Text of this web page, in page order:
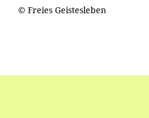
© Freies Geistesleben